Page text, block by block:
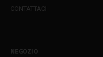
CONTATTACI
NEGOZIO